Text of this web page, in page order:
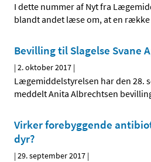
I dette nummer af Nyt fra
blandt andet læse om, at en
Bevilling til Slagelse Svane
|2. oktober 2017 |
Lægemiddelstyrelsen har den 28.
meddelt Anita Albrechtsen
Virker forebyggende
dyr?
|29. september 2017 |